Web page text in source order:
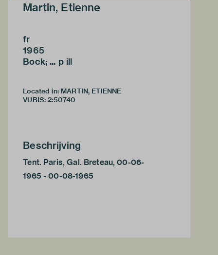
Martin, Etienne
fr
1965
Boek; ... p ill
Located in: MARTIN, ETIENNE
VUBIS: 2:50740
Beschrijving
Tent. Paris, Gal. Breteau, 00-06-
1965 - 00-08-1965